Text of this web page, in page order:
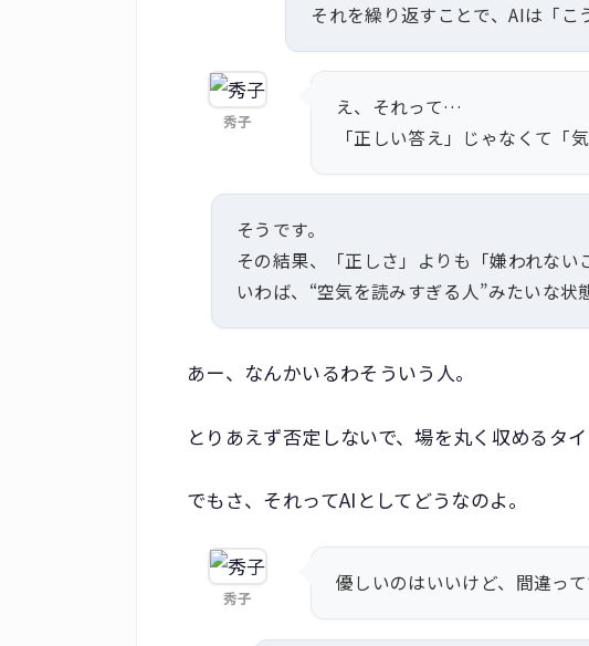
それを繰り返すことで、AIは「こ
秀子
え、それって…
「正しい答え」じゃなくて「
そうです。
その結果、「正しさ」よりも「嫌われない
いわば、“空気を読みすぎる人”みたいな状
あー、なんかいるわそういう人。
とりあえず否定しないで、場を丸く収めるタイ
でもさ、それってAIとしてどうなのよ。
秀子
優しいのはいいけど、間違っ